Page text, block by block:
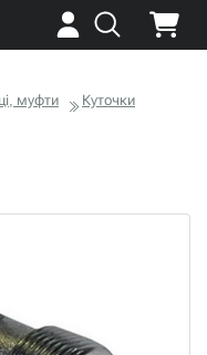
муфти
Куточки